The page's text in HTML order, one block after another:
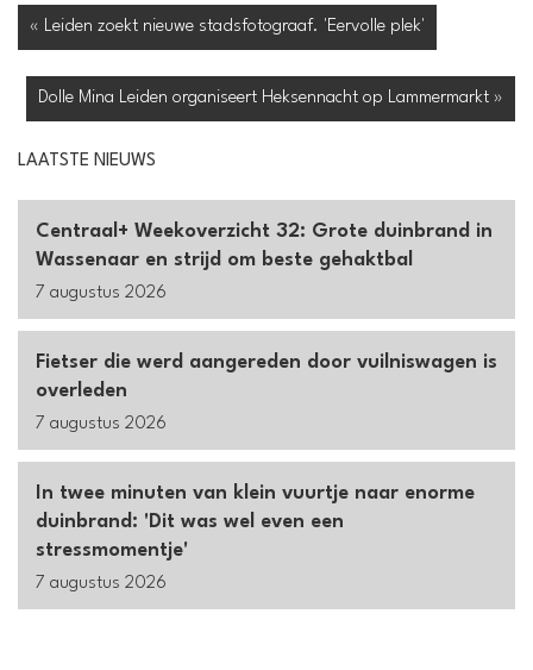
« Leiden zoekt nieuwe stadsfotograaf. 'Eervolle plek'
Dolle Mina Leiden organiseert Heksennacht op Lammermarkt »
LAATSTE NIEUWS
Centraal+ Weekoverzicht 32: Grote duinbrand in
Wassenaar en strijd om beste gehaktbal
7 augustus 2026
Fietser die werd aangereden door vuilniswagen is
overleden
7 augustus 2026
In twee minuten van klein vuurtje naar enorme
duinbrand: 'Dit was wel even een
stressmomentje'
7 augustus 2026